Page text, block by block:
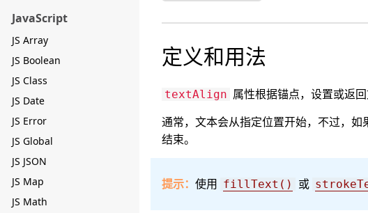
JavaScript
JS Array
JS Boolean
JS Class
JS Date
JS Error
JS Global
JS JSON
JS Map
JS Math
定义和用法
textAlign 属性根据锚点，设置或返
通常，文本会从指定位置开始，不过，如
结束。
提示： 使用 fillText() 或